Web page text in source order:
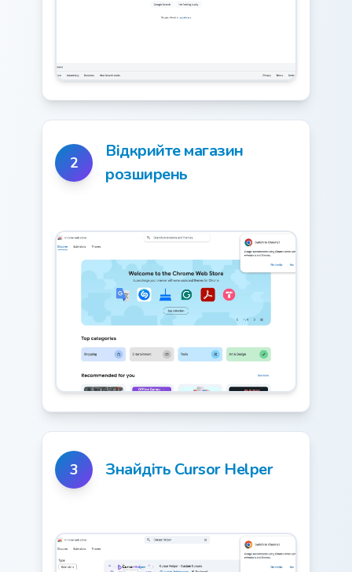
2
Відкрийте магазин
розширень
3 Знайдіть Cursor Helper